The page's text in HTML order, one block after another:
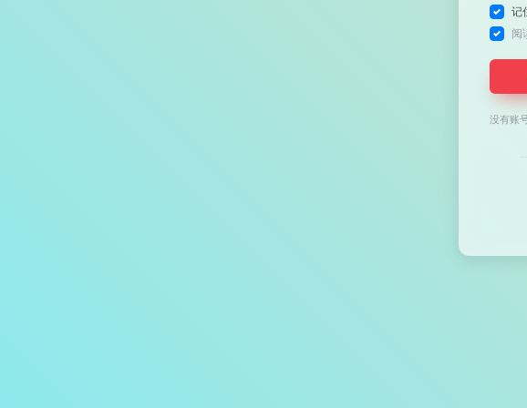
记
阅
没有账